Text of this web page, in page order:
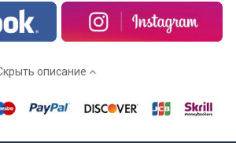
модель - звоните нашим менеджерам.
от производителя, а потому вы
описание